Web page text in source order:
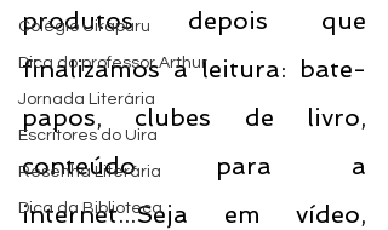
Colégio Uirapuru
Dica do professor Arthur
Jornada Literária
Escritores do Uira
Resenha Literária
Dica da Biblioteca
produtos depois que
finalizamos a leitura: bate-
papos, clubes de livro,
conteúdo para a
internet...Seja em vídeo,